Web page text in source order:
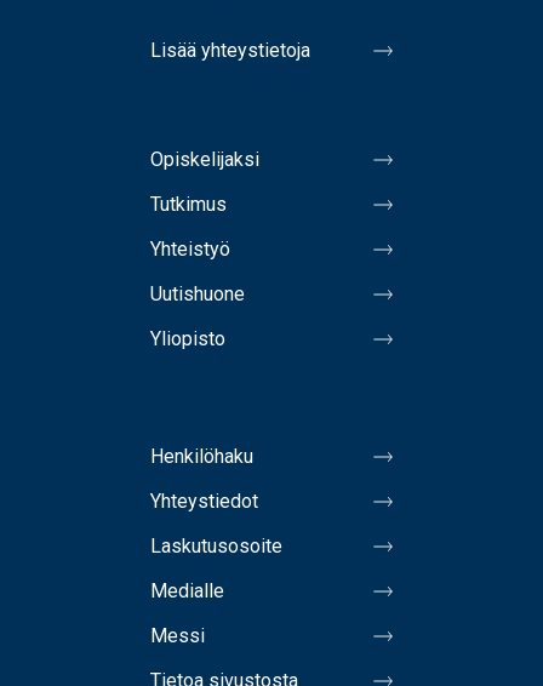
Lisää yhteystietoja
Opiskelijaksi
Tutkimus
Yhteistyö
Uutishuone
Yliopisto
Henkilöhaku
Yhteystiedot
Laskutusosoite
Medialle
Messi
Tietoa sivustosta